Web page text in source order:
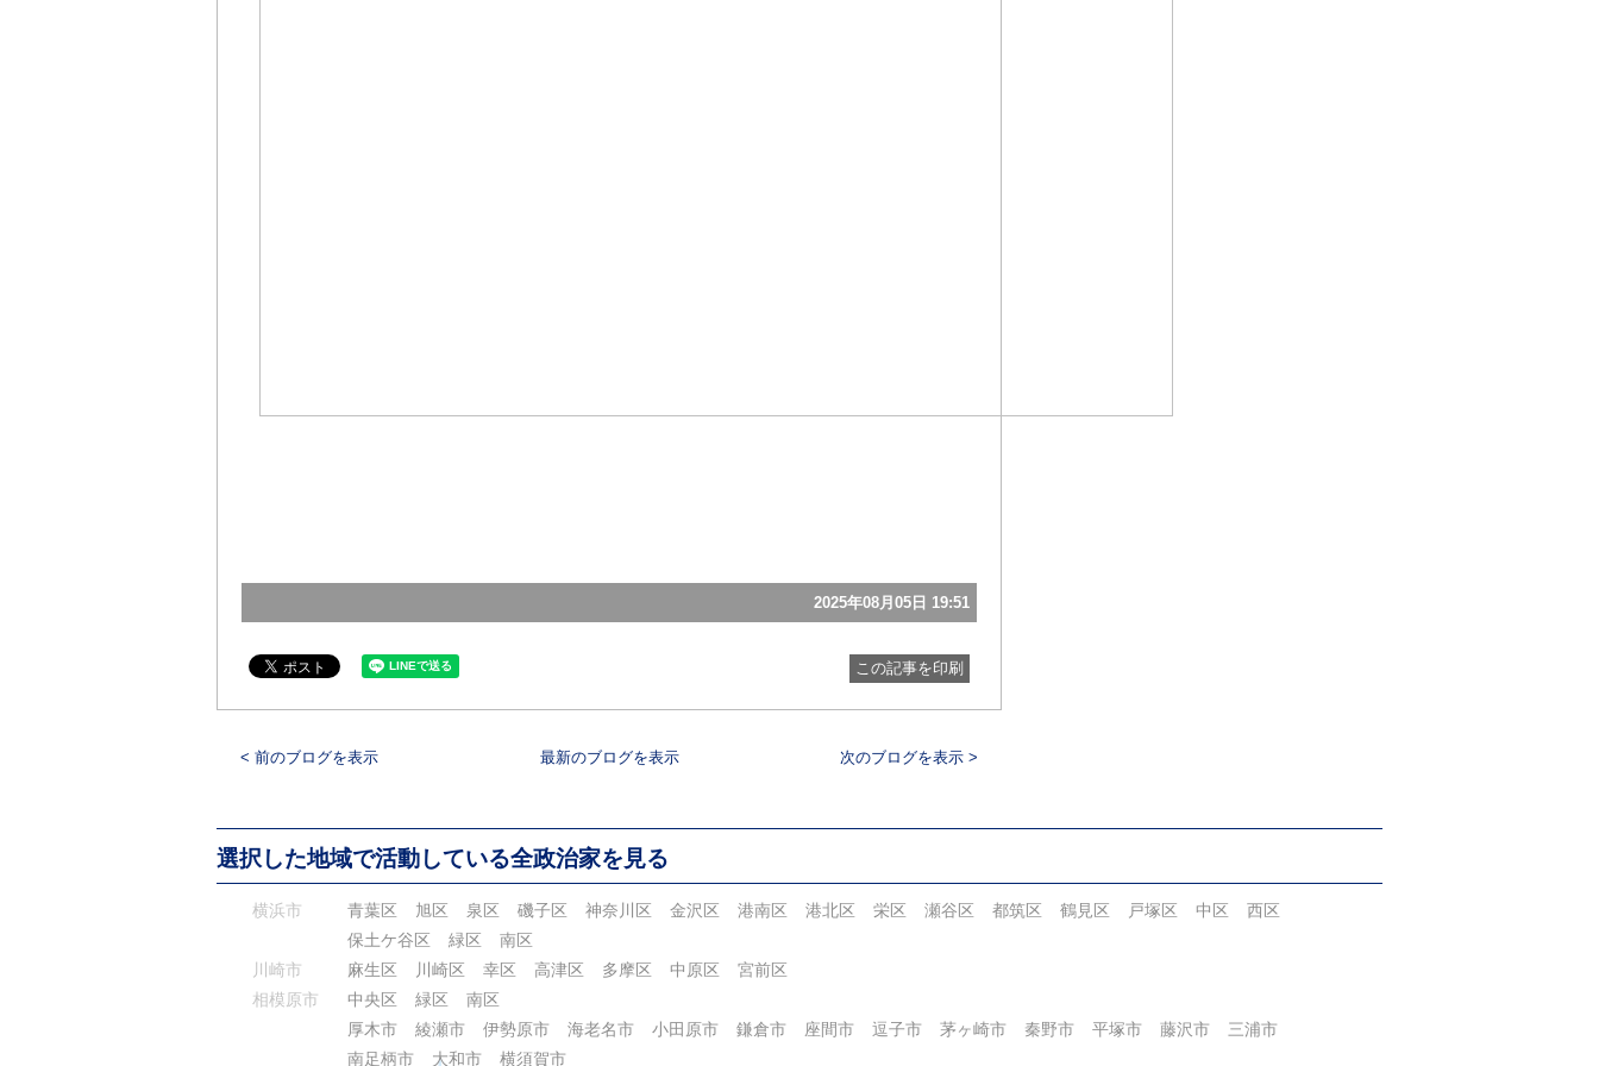
2025年08月05日 19:51
この記事を印刷
< 前のブログを表示 最新のブログを表示 次のブログを表示 >
選択した地域で活動している全政治家を見る
横浜市 青葉区 旭区 泉区 磯子区 神奈川区 金沢区 港南区 港北区 栄区 瀬谷区 都筑区 鶴見区 戸塚区 中区
西区
保土ケ谷区
緑区
南区
川崎市
麻生区 川崎区 幸区 高津区 多摩区 中原区
宮前区
相模原市
中央区 緑区
南区
厚木市
綾瀬市 伊勢原市 海老名市 小田原市 鎌倉市 座間市 逗子市 茅ヶ崎市 秦野市 平塚市 藤沢市
三浦市
南足柄市
大和市 横須賀市